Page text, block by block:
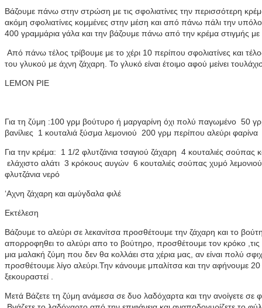
Βάζουμε πάνω στην στρώση με τις σφολιατίνες την περισσότερη
ακόμη σφολιατίνες κομμένες στην μέση και από πάνω πάλι την
400 γραμμάρια γάλα και την βάζουμε πάνω από την κρέμα στιγμής με
Από πάνω τέλος τρίβουμε με το χέρι 10 περίπου σφολιατίνες και
του γλυκού με άχνη ζάχαρη. Το γλυκό είναι έτοιμο αφού μείνει
LEMON PIE
Για τη ζύμη :100 γρμ βούτυρο ή μαργαρίνη όχι πολύ παγωμένο 50
βανίλιες 1 κουταλιά ξύσμα λεμονιού 200 γρμ περίπου αλεύρι φαρίνα
Για την κρέμα: 1 1/2 φλυτζάνια τσαγιού ζάχαρη 4 κουταλιές
ελάχιστο αλάτι 3 κρόκους αυγών 6 κουταλιές σούπας χυμό
φλυτζάνια νερό
‘Αχνη ζάχαρη και αμύγδαλα φιλέ
Εκτέλεση
Βάζουμε το αλεύρι σε λεκανίτσα προσθέτουμε την ζάχαρη και το
απορροφηθει το αλεύρι απο το βούτηρο, προσθέτουμε τον κρόκο ,τις
μια μαλακή ζύμη που δεν θα κολλάει στα χέρια μας, αν είναι πολύ
προσθέτουμε λίγο αλεύρι.Την κάνουμε μπαλίτσα και την αφήνουμε
ξεκουραστεί .
Μετά Βάζετε τη ζύμη ανάμεσα σε δυο λαδόχαρτα και την ανοίγετε